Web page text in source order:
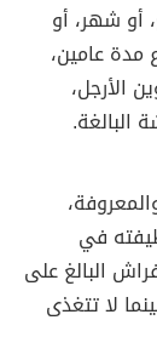
أو شهر، أو
مدة عامين،
الأرجل،
البالغة.
في
البالغ على
لا تتغذى